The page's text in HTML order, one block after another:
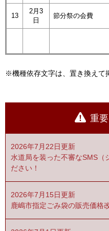
13
2月3
日
節分祭の会費
※機種依存文字は、置き換えて
重
2026年7月22日更新
水道局を装った不審なSMS（
ださい！
2026年7月15日更新
鹿嶋市指定ごみ袋の販売価格